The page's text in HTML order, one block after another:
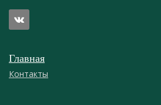
Главная
Контакты